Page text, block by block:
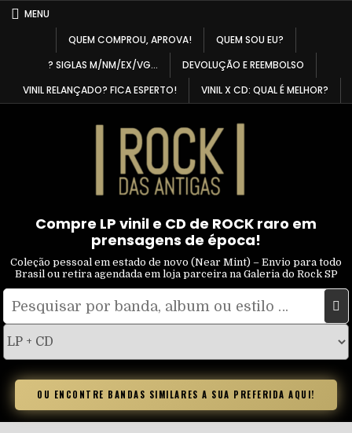
SkipMENU
QUEM COMPROU, APROVA!
QUEM SOU EU?
? SIGLAS M/NM/EX/VG…
DEVOLUÇÃO E REEMBOLSO
VINIL RELANÇADO? FICA ESPERTO!
VINIL X CD: QUAL É MELHOR?
Compre LP vinil e CD de ROCK raro em
prensagens de época!
Coleção pessoal em estado de novo (Near Mint) – Envio para todo
Brasil ou retira agendada em loja parceira na Galeria do Rock SP
Pesquisar
tipo
OU ENCONTRE BANDAS SIMILARES A SUA PREFERIDA AQUI!